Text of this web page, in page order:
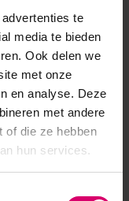
te
media te bieden
Ook delen we
met onze
en analyse. Deze
met andere
of die ze hebben
hun services.